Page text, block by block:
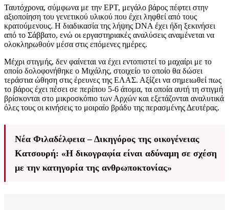
Ταυτόχρονα, σύμφωνα με την ΕΡΤ, μεγάλο βάρος πέφτει στην
αξιοποίηση του γενετικού υλικού που έχει ληφθεί από τους
κρατούμενους. Η διαδικασία της λήψης DNA έχει ήδη ξεκινήσει
από το Σάββατο, ενώ οι εργαστηριακές αναλύσεις αναμένεται να
ολοκληρωθούν μέσα στις επόμενες ημέρες.
Μέχρι στιγμής, δεν φαίνεται να έχει εντοπιστεί το μαχαίρι με το
οποίο δολοφονήθηκε ο Μιχάλης, στοιχείο το οποίο θα δώσει
τεράστια ώθηση στις έρευνες της ΕΛΑΣ. Αξίζει να σημειωθεί πως
το βάρος έχει πέσει σε περίπου 5-6 άτομα, τα οποία αυτή τη στιγμή
βρίσκονται στο μικροσκόπιο των Αρχών και εξετάζονται αναλυτικά
όλες τους οι κινήσεις το μοιραίο βράδυ της περασμένης Δευτέρας.
Νέα Φιλαδέλφεια – Δικηγόρος της οικογένειας
Κατσουρή: «Η δικογραφία είναι αδύναμη σε σχέση
με την κατηγορία της ανθρωποκτονίας»